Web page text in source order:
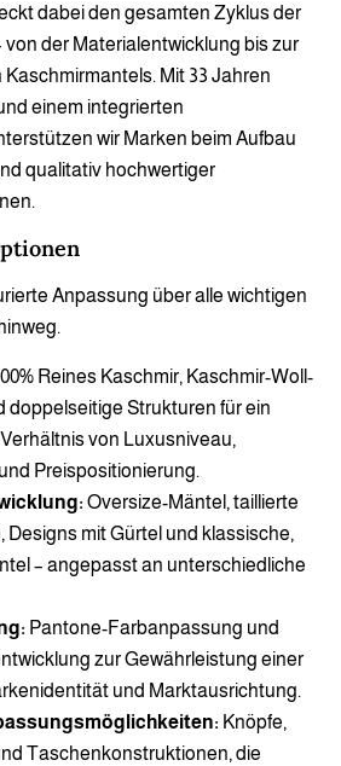
dabei den gesamten Zyklus der
von der Materialentwicklung bis zur
Mit 33 Jahren
einem integrierten
wir Marken beim Aufbau
qualitativ hochwertiger
Anpassung über alle wichtigen
Reines Kaschmir, Kaschmir-Woll-
doppelseitige Strukturen für ein
von Luxusniveau,
Preispositionierung.
Oversize-Mäntel, taillierte
Designs mit Gürtel und klassische,
– angepasst an unterschiedliche
Pantone-Farbanpassung und
zur Gewährleistung einer
und Marktausrichtung.
Knöpfe,
Taschenkonstruktionen, die